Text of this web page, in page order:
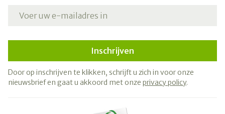
Inschrijven
Door op inschrijven te klikken, schrijft u zich in voor onze
nieuwsbrief en gaat u akkoord met onze privacy policy.